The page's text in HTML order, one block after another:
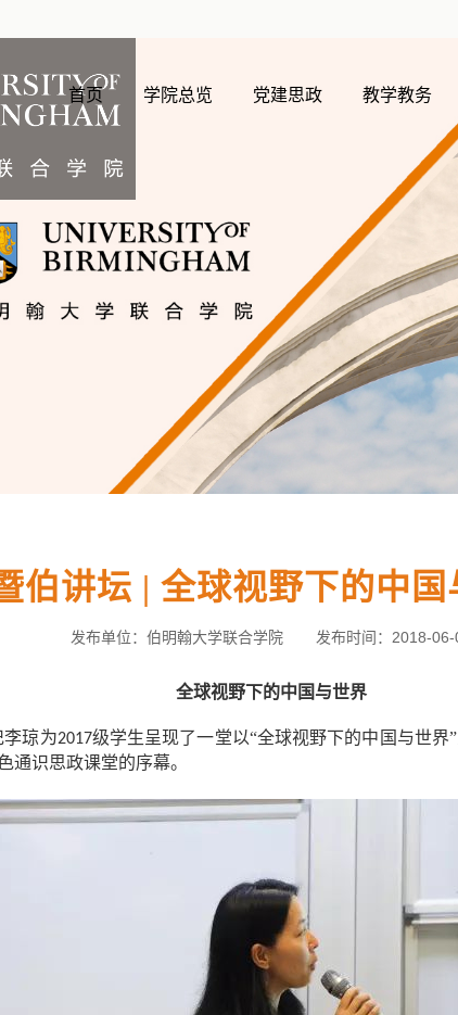
首页 学院总览 党建思政 教学教务
伯讲坛 | 全球视野下的中国
发布单位：伯明翰大学联合学院 发布时间：2018-06-
全球视野下的中国与世界
李琼为2017级学生呈现了一堂以“全球视野下的中国与世
通识思政课堂的序幕。